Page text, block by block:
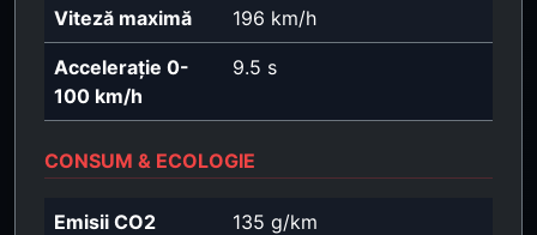
Viteză maximă 196 km/h
Accelerație 0-
100 km/h
9.5 s
CONSUM & ECOLOGIE
Emisii CO2 135 g/km